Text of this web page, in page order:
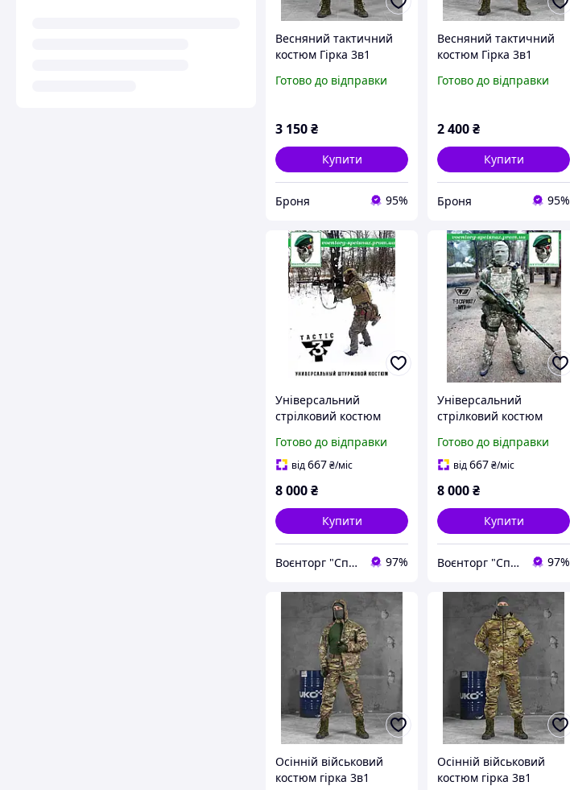
Весняний тактичний
костюм Гірка 3в1
демісезонна форма
Готово до відправки
3 150₴
Купити
Броня 95%
Весняний тактичний
костюм Гірка 3в1
демісезонна форма
Готово до відправки
2 400₴
Купити
Броня 95%
Універсальний
стрілковий костюм
мультикам
Готово до відправки
від667₴/міс
8 000₴
Купити
Воєнторг "Спецназ" - найкращий український військовий магазин — виробник! 97%
Універсальний
стрілковий костюм
Готово до відправки
від667₴/міс
8 000₴
Купити
Воєнторг "Спецназ" - найкращий український військовий магазин — виробник! 97%
Осінній військовий
костюм гірка 3в1
Осінній військовий
костюм гірка 3в1